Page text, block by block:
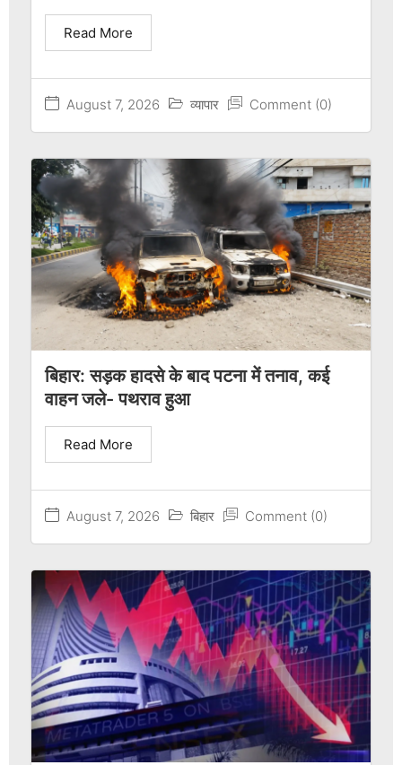
August 7, 2026 व्यापार Comment (0)
Read More
बिहार: सड़क हादसे के बाद पटना में तनाव, कई
वाहन जले- पथराव हुआ
August 7, 2026 बिहार Comment (0)
Read More